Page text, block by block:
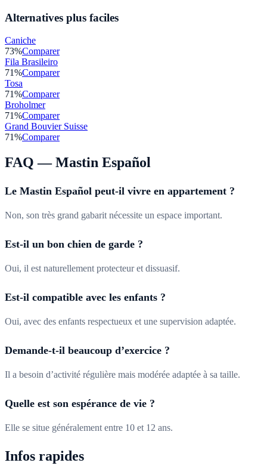
Alternatives plus faciles
Caniche
73%Comparer
Fila Brasileiro
71%Comparer
Tosa
71%Comparer
Broholmer
71%Comparer
Grand Bouvier Suisse
71%Comparer
FAQ —Mastin Español
Le Mastin Español peut-il vivre en appartement ?
Non, son très grand gabarit nécessite un espace important.
Est-il un bon chien de garde ?
Oui, il est naturellement protecteur et dissuasif.
Est-il compatible avec les enfants ?
Oui, avec des enfants respectueux et une supervision adaptée.
Demande-t-il beaucoup d’exercice ?
Il a besoin d’activité régulière mais modérée adaptée à sa taille.
Quelle est son espérance de vie ?
Elle se situe généralement entre 10 et 12 ans.
Infos rapides